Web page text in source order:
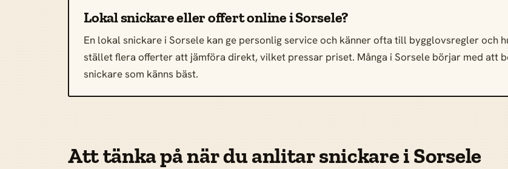
Lokal snickare eller offert online i Sorsele?
En lokal snickare i Sorsele kan ge personlig service och känner ofta till bygglovsregler och
stället flera offerter att jämföra direkt, vilket pressar priset. Många i Sorsele börjar med att
snickare som känns bäst.
Att tänka på när du anlitar snickare i Sorsele